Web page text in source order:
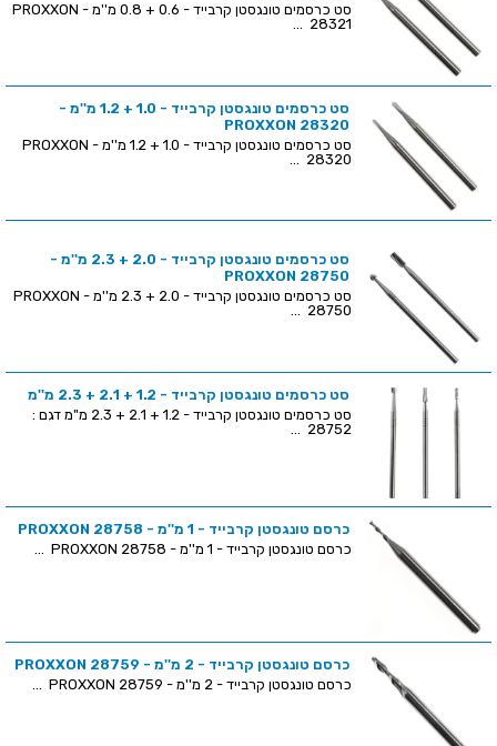
סט כרסמים טונגסטן קרבייד - 0.6 + 0.8 מ''מ - PROXXON
28321 ...
סט כרסמים טונגסטן קרבייד - 1.0 + 1.2 מ''מ -
PROXXON 28320
סט כרסמים טונגסטן קרבייד - 1.0 + 1.2 מ''מ - PROXXON
28320 ...
סט כרסמים טונגסטן קרבייד - 2.0 + 2.3 מ''מ -
PROXXON 28750
סט כרסמים טונגסטן קרבייד - 2.0 + 2.3 מ''מ - PROXXON
28750 ...
סט כרסמים טונגסטן קרבייד - 1.2 + 2.1 + 2.3 מ''מ
סט כרסמים טונגסטן קרבייד - 1.2 + 2.1 + 2.3 מ"מ דגם :
28752 ...
כרסם טונגסטן קרבייד - 1 מ''מ - PROXXON 28758
כרסם טונגסטן קרבייד - 1 מ''מ - PROXXON 28758 ...
כרסם טונגסטן קרבייד - 2 מ''מ - PROXXON 28759
כרסם טונגסטן קרבייד - 2 מ''מ - PROXXON 28759 ...